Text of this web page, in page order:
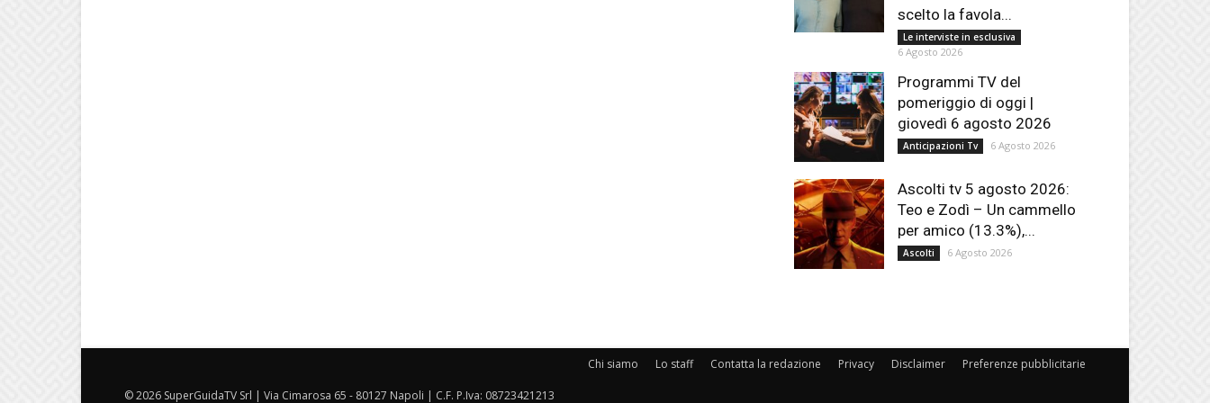
scelto la favola...
Le interviste in esclusiva
6 Agosto 2026
Programmi TV del
pomeriggio di oggi |
giovedì 6 agosto 2026
Anticipazioni Tv 6 Agosto 2026
Ascolti tv 5 agosto 2026:
Teo e Zodì – Un cammello
per amico (13.3%),...
Ascolti 6 Agosto 2026
Chi siamo Lo staff Contatta la redazione Privacy Disclaimer Preferenze pubblicitarie
© 2026 SuperGuidaTV Srl | Via Cimarosa 65 - 80127 Napoli | C.F. P.Iva: 08723421213